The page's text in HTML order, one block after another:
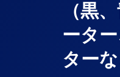
（黒
ータ
ター